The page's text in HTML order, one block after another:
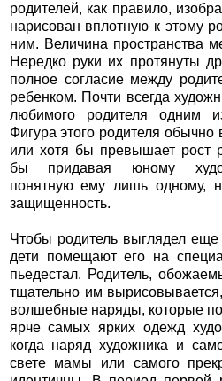
родителей, как правило,
нарисован вплотную к этому
ним. Величина пространства
Нередко руки их протянуты
полное согласие между
ребенком. Почти всегда
любимого родителя одним
Фигура этого родителя
или хотя бы превышает рост
бы придавая юному
понятную ему лишь одному,
защищенность.
Чтобы родитель выглядел
дети помещают его на
пьедестал. Родитель,
тщательно им
волшебные наряды, которые по
ярче самых ярких одежд
когда наряд художника и
свете мамы или самого